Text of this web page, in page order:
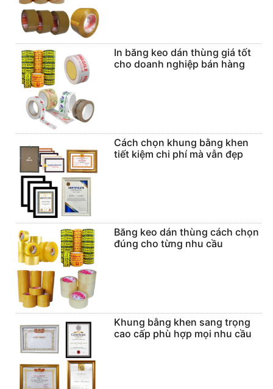
In băng keo dán thùng giá tốt
cho doanh nghiệp bán hàng
Cách chọn khung bằng khen
tiết kiệm chi phí mà vẫn đẹp
Băng keo dán thùng cách chọn
đúng cho từng nhu cầu
Khung bằng khen sang trọng
cao cấp phù hợp mọi nhu cầu